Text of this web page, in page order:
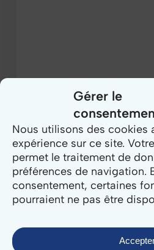
Gérer le
Nous utilisons des cookies
expérience sur ce site.
permet le traitement de
préférences de navigation.
consentement, certaines
pourraient ne pas être